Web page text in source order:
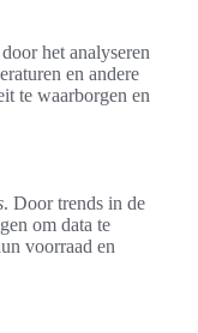
het analyseren
en andere
te waarborgen en
. Door trends in de
om data te
voorraad en